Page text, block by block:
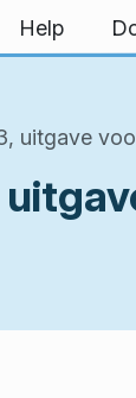
Help
uitgave